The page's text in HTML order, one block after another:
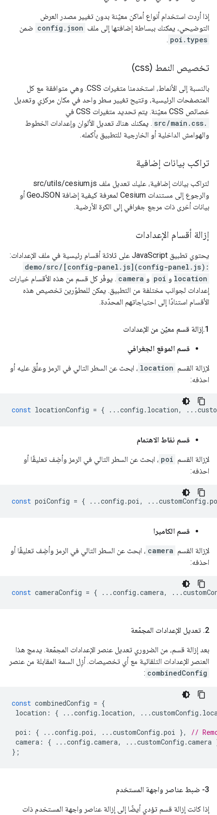
إذا أردت استخدام أنواع أماكن معيّنة بدون تغيير مصدر العرض
التوضيحي، يمكنك ببساطة إضافتها إلى ملف config.json ضمن
poi.types
.
تخصيص النمط (css)
بالنسبة إلى الأنماط، استخدمنا متغيرات CSS. وهي متوافقة مع كل
المتصفحات الرئيسية، وتتيح تغيير سطر واحد في مكان مركزي وتعديل
خصائص CSS معيّنة. يتم تحديد متغيرات CSS في
src/main.css. . يمكنك هناك تعديل الألوان وإعدادات الخطوط
والهوامش الداخلية أو الخارجية للتطبيق بأكمله.
تراكب بيانات إضافية
لتراكب بيانات إضافية، عليك تعديل ملف src/utils/cesium.js
والرجوع إلى مستندات Cesium لمعرفة كيفية إضافة GeoJSON أو
بيانات أخرى ذات مرجع جغرافي إلى الكرة الأرضية.
إزالة أقسام الإعدادات
يحتوي تطبيق JavaScript على ثلاثة أقسام رئيسية في ملف الإعدادات:
demo/src/[config-panel.js](config-panel.js):
location و poi و camera . يوفّر كل قسم من هذه الأقسام خيارات
إعدادات لجوانب مختلفة من التطبيق. يمكن للمطوّرين تخصيص هذه
الأقسام استنادًا إلى احتياجاتهم المحدّدة.
‫1
.إزالة قسم معيّن من الإعدادات
قسم الموقع الجغرافي
لإزالة القسم location ، ابحث عن السطر التالي في الرمز وعلِّق عليه أو
احذفه:
const locationConfig = { ...config . location, ...
قسم نقاط الاهتمام
لإزالة القسم poi ، ابحث عن السطر التالي في الرمز وأضِف تعليقًا أو
احذفه:
const poiConfig = { ...config .poi , ...customConfig .
قسم الكاميرا
لإزالة القسم camera ، ابحث عن السطر التالي في الرمز وأضِف تعليقًا أو
احذفه:
const cameraConfig = { ...config .camera, ...
2
. تعديل الإعدادات المجمّعة
بعد إزالة قسم، من الضروري تعديل عنصر الإعدادات المجمّعة. يدمج هذا
العنصر الإعدادات التلقائية مع أي تخصيصات. أزِل السمة المقابلة من عنصر
combinedConfig
:
const combinedConfig = {
location : { ...config . location, ...customConfig .
poi : { ...config .poi , ...customConfig .poi },
//
camera : { ...config .camera, ...customConfig .camera
};
3- ضبط عناصر واجهة المستخدم
إذا كانت إزالة قسم تؤدي أيضًا إلى إزالة عناصر واجهة المستخدم ذات